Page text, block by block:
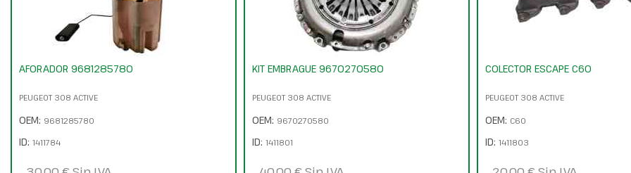
AFORADOR 9681285780
PEUGEOT 308 ACTIVE
OEM: 9681285780
ID: 1411784
KIT EMBRAGUE 9670270580
PEUGEOT 308 ACTIVE
OEM: 9670270580
ID: 1411801
COLECTOR ESCAPE C60
PEUGEOT 308 ACTIVE
OEM: C60
ID: 1411803